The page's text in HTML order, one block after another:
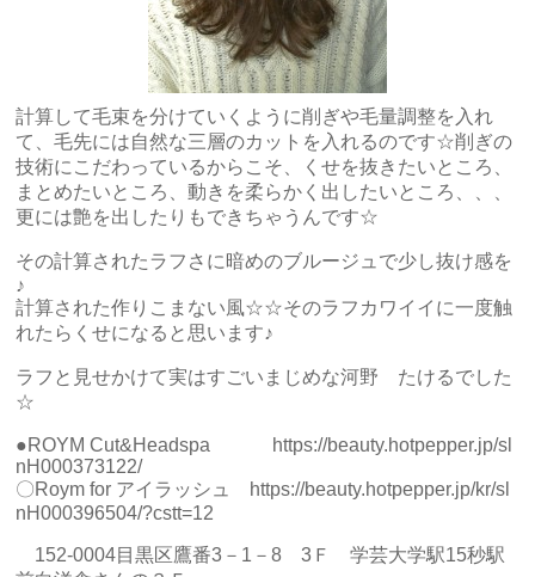
計算して毛束を分けていくように削ぎや毛量調整を入れ
て、毛先には自然な三層のカットを入れるのです☆削ぎの
技術にこだわっているからこそ、くせを抜きたいところ、
まとめたいところ、動きを柔らかく出したいところ、、、
更には艶を出したりもできちゃうんです☆
その計算されたラフさに暗めのブルージュで少し抜け感を
♪
計算された作りこまない風☆☆そのラフカワイイに一度触
れたらくせになると思います♪
ラフと見せかけて実はすごいまじめな河野 たけるでした
☆
●ROYM Cut&Headspa https://beauty.hotpepper.jp/sl
nH000373122/
〇Roym for アイラッシュ https://beauty.hotpepper.jp/kr/sl
nH000396504/?cstt=12
152‐0004目黒区鷹番3－1－8 3Ｆ 学芸大学駅15秒駅